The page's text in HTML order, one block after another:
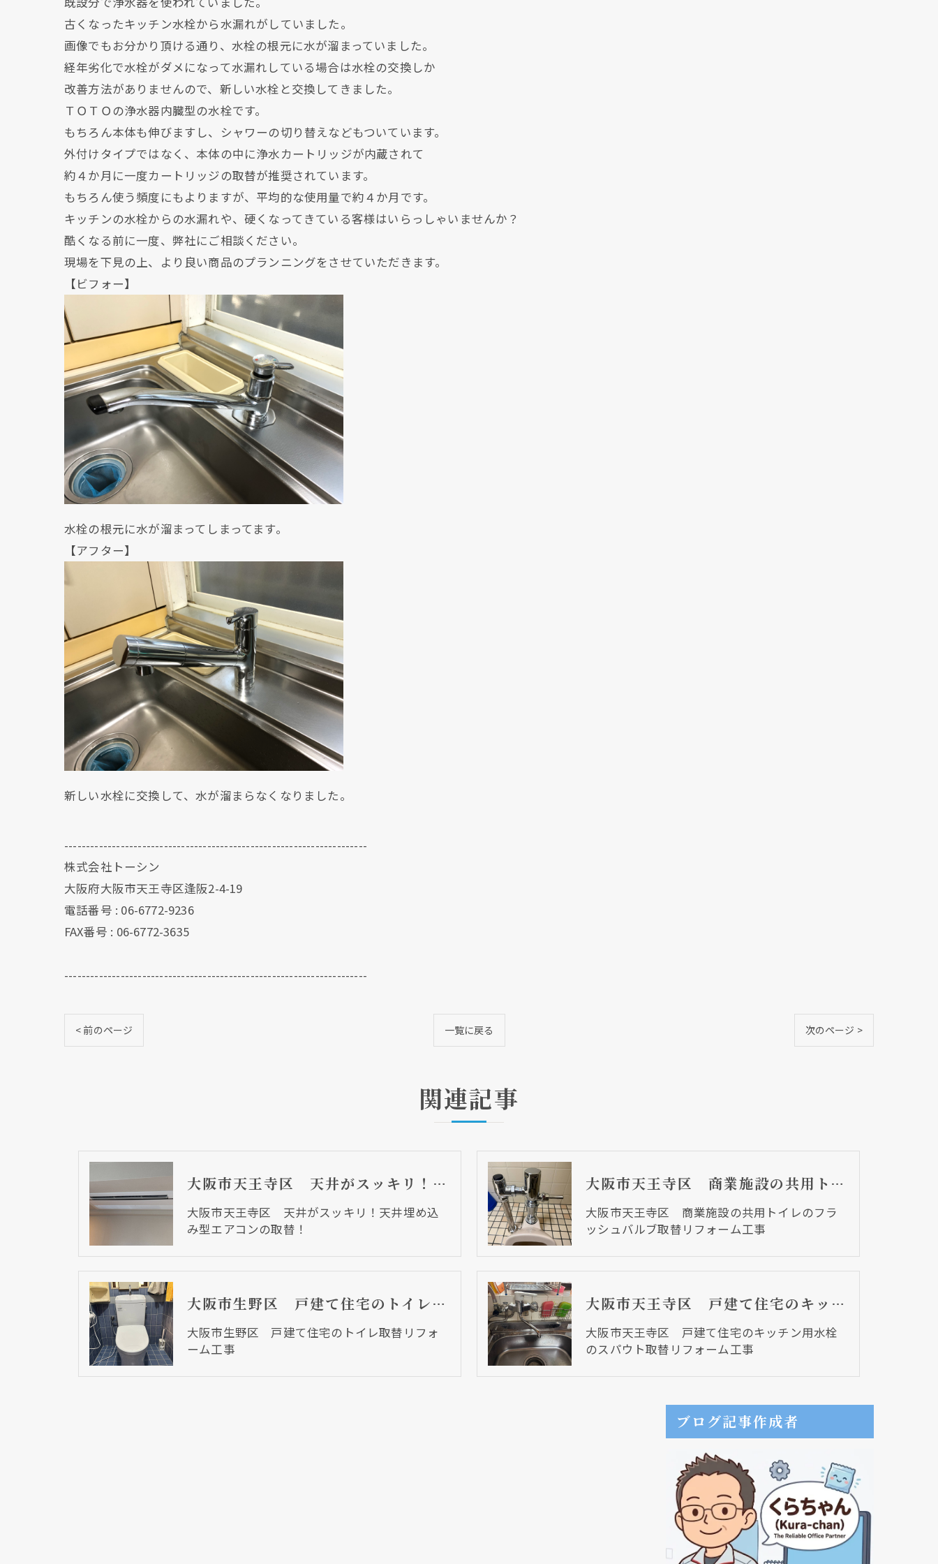
古くなったキッチン水栓から水漏れがしていました。
画像でもお分かり頂ける通り、水栓の根元に水が溜まっていました。
経年劣化で水栓がダメになって水漏れしている場合は水栓の交換しか
改善方法がありませんので、新しい水栓と交換してきました。
ＴＯＴＯの浄水器内臓型の水栓です。
もちろん本体も伸びますし、シャワーの切り替えなどもついています。
外付けタイプではなく、本体の中に浄水カートリッジが内蔵されて
約４か月に一度カートリッジの取替が推奨されています。
もちろん使う頻度にもよりますが、平均的な使用量で約４か月です。
キッチンの水栓からの水漏れや、硬くなってきている客様はいらっしゃいませんか？
酷くなる前に一度、弊社にご相談ください。
現場を下見の上、より良い商品のプランニングをさせていただきます。
【ビフォー】
水栓の根元に水が溜まってしまってます。
【アフター】
新しい水栓に交換して、水が溜まらなくなりました。
----------------------------------------------------------------------
株式会社トーシン
大阪府大阪市天王寺区逢阪2-4-19
電話番号 : 06-6772-9236
FAX番号 : 06-6772-3635
----------------------------------------------------------------------
< 前のページ 一覧に戻る 次のページ >
関連記事
大阪市天王寺区 天井がスッキリ！天井埋め込み型エアコンの取替！
大阪市天王寺区 天井がスッキリ！天井埋め込
み型エアコンの取替！
大阪市天王寺区 商業施設の共用トイレのフラッシュバルブ取替リフォーム工事
大阪市天王寺区 商業施設の共用トイレのフラ
ッシュバルブ取替リフォーム工事
大阪市生野区 戸建て住宅のトイレ取替リフォーム工事
大阪市生野区 戸建て住宅のトイレ取替リフォ
ーム工事
大阪市天王寺区 戸建て住宅のキッチン用水栓のスパウト取替リフォーム工事
大阪市天王寺区 戸建て住宅のキッチン用水栓
のスパウト取替リフォーム工事
ブログ記事作成者